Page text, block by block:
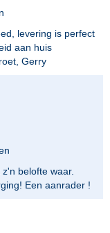
levering is perfect
aan huis
Gerry
belofte waar.
Een aanrader !